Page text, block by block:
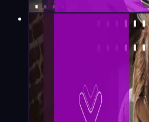
Recursos Humanos
O trabalho não
assim